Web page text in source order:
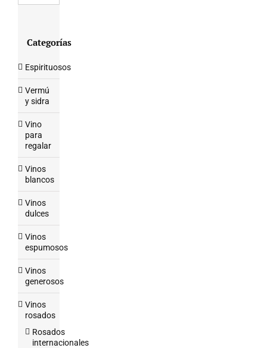
Categorías
Espirituosos
Vermú
y sidra
Vino
para
regalar
Vinos
blancos
Vinos
dulces
Vinos
espumosos
Vinos
generosos
Vinos
rosados
Rosados
internacionales